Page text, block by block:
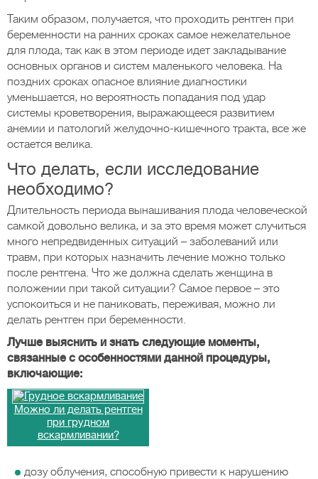
Таким образом, получается, что проходить рентген при
беременности на ранних сроках самое нежелательное
для плода, так как в этом периоде идет закладывание
основных органов и систем маленького человека. На
поздних сроках опасное влияние диагностики
уменьшается, но вероятность попадания под удар
системы кроветворения, выражающееся развитием
анемии и патологий желудочно-кишечного тракта, все же
остается велика.
Что делать, если исследование
необходимо?
Длительность периода вынашивания плода человеческой
самкой довольно велика, и за это время может случиться
много непредвиденных ситуаций – заболеваний или
травм, при которых назначить лечение можно только
после рентгена. Что же должна сделать женщина в
положении при такой ситуации? Самое первое – это
успокоиться и не паниковать, переживая, можно ли
делать рентген при беременности.
Лучше выяснить и знать следующие моменты,
связанные с особенностями данной процедуры,
включающие:
Можно ли делать рентген
при грудном
вскармливании?
дозу облучения, способную привести к нарушению